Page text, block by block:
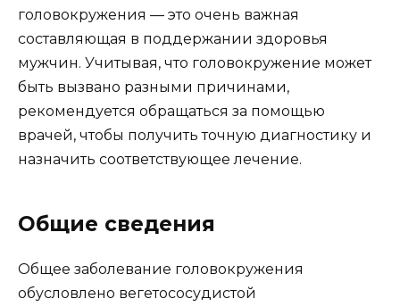
головокружения — это очень важная
составляющая в поддержании здоровья
мужчин. Учитывая, что головокружение может
быть вызвано разными причинами,
рекомендуется обращаться за помощью
врачей, чтобы получить точную диагностику и
назначить соответствующее лечение.
Общие сведения
Общее заболевание головокружения
обусловлено вегетососудистой